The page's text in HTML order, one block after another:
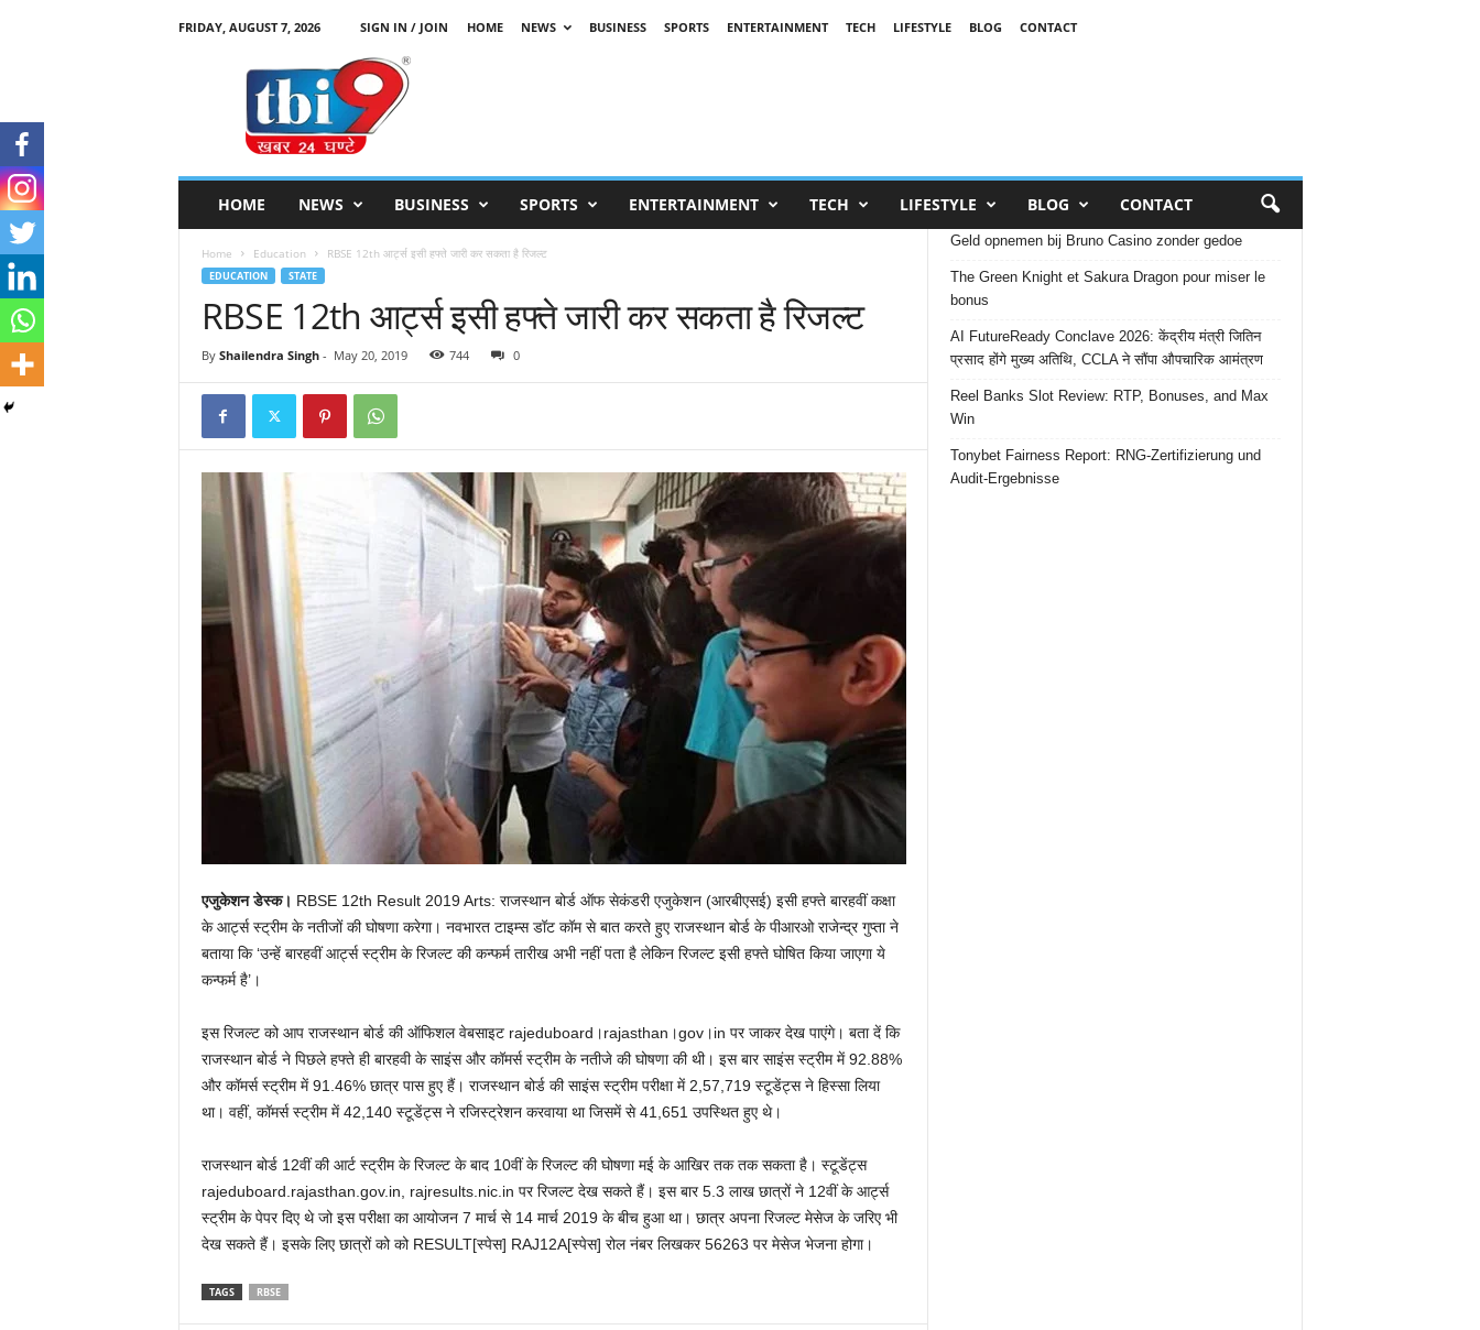
FRIDAY, AUGUST 7, 2026 SIGN IN / JOIN HOME NEWS BUSINESS SPORTS ENTERTAINMENT TECH LIFESTYLE BLOG
CONTACT
HOME NEWS BUSINESS SPORTS ENTERTAINMENT TECH LIFESTYLE BLOG CONTACT
Home Education RBSE 12th आर्ट्स इसी हफ्ते जारी कर सकता है रिजल्ट
EDUCATION STATE
RBSE 12th आर्ट्स इसी हफ्ते जारी कर सकता है रिजल्ट
By Shailendra Singh- May 20, 2019 744 0
एजुकेशन डेस्क। RBSE 12th Result 2019 Arts: राजस्थान बोर्ड ऑफ सेकंडरी एजुकेशन (आरबीएसई) इसी हफ्ते बारहवीं कक्षा
के आर्ट्स स्ट्रीम के नतीजों की घोषणा करेगा। नवभारत टाइम्स डॉट कॉम से बात करते हुए राजस्थान बोर्ड के पीआरओ राजेन्द्र गुप्ता ने
बताया कि ‘उन्हें बारहवीं आर्ट्स स्ट्रीम के रिजल्ट की कन्फर्म तारीख अभी नहीं पता है लेकिन रिजल्ट इसी हफ्ते घोषित किया जाएगा ये
कन्फर्म है’।
इस रिजल्ट को आप राजस्थान बोर्ड की ऑफिशल वेबसाइट rajeduboard।rajasthan।gov।in पर जाकर देख पाएंगे। बता दें कि
राजस्थान बोर्ड ने पिछले हफ्ते ही बारहवी के साइंस और कॉमर्स स्ट्रीम के नतीजे की घोषणा की थी। इस बार साइंस स्ट्रीम में 92.88%
और कॉमर्स स्ट्रीम में 91.46% छात्र पास हुए हैं। राजस्थान बोर्ड की साइंस स्ट्रीम परीक्षा में 2,57,719 स्‍टूडेंट्स ने हिस्सा लिया
था। वहीं, कॉमर्स स्ट्रीम में 42,140 स्‍टूडेंट्स ने रजिस्ट्रेशन करवाया था जिसमें से 41,651 उपस्थित हुए थे।
राजस्थान बोर्ड 12वीं की आर्ट स्‍ट्रीम के रिजल्‍ट के बाद 10वीं के रिजल्‍ट की घोषणा मई के आखिर तक तक सकता है। स्‍टूडेंट्स
rajeduboard.rajasthan.gov.in, rajresults.nic.in पर रिजल्‍ट देख सकते हैं। इस बार 5.3 लाख छात्रों ने 12वीं के आर्ट्स
स्ट्रीम के पेपर दिए थे जो इस परीक्षा का आयोजन 7 मार्च से 14 मार्च 2019 के बीच हुआ था। छात्र अपना रिजल्‍ट मेसेज के जरिए भी
देख सकते हैं। इसके लिए छात्रों को को RESULT[स्‍पेस] RAJ12A[स्‍पेस] रोल नंबर लिखकर 56263 पर मेसेज भेजना होगा।
TAGS RBSE
Geld opnemen bij Bruno Casino zonder gedoe
The Green Knight et Sakura Dragon pour miser le
bonus
AI FutureReady Conclave 2026: केंद्रीय मंत्री जितिन
प्रसाद होंगे मुख्य अतिथि, CCLA ने सौंपा औपचारिक आमंत्रण
Reel Banks Slot Review: RTP, Bonuses, and Max
Win
Tonybet Fairness Report: RNG-Zertifizierung und
Audit-Ergebnisse